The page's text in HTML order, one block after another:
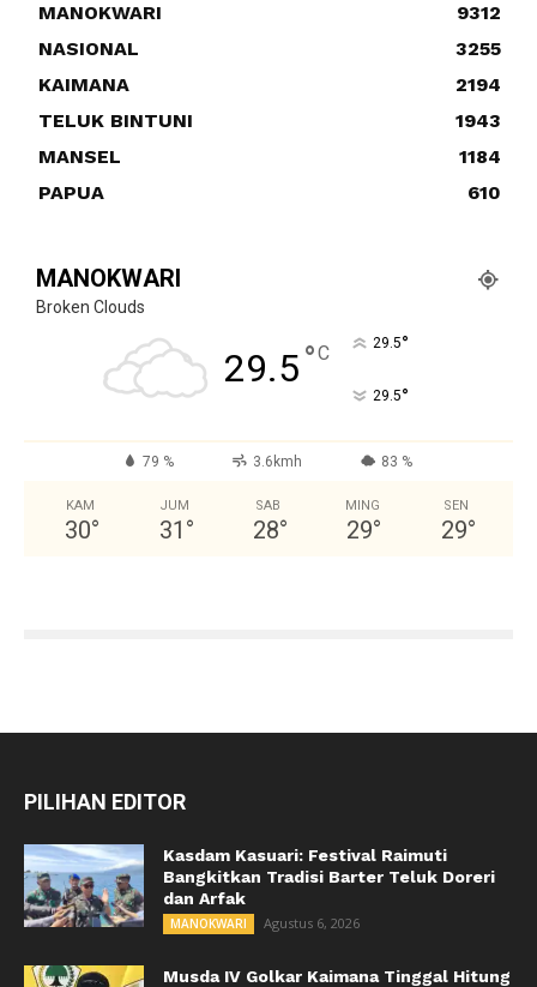
MANOKWARI
9312
NASIONAL
3255
KAIMANA
2194
TELUK BINTUNI
1943
MANSEL
1184
PAPUA
610
MANOKWARI
Broken Clouds
29.5°C 29.5°
29.5°
79 % 3.6kmh 83 %
KAM
30°
JUM
31 °
SAB
28°
MING
29°
SEN
29°
PILIHAN EDITOR
Kasdam Kasuari: Festival Raimuti
Bangkitkan Tradisi Barter Teluk Doreri
dan Arfak
MANOKWARI Agustus 6, 2026
Musda IV Golkar Kaimana Tinggal Hitung